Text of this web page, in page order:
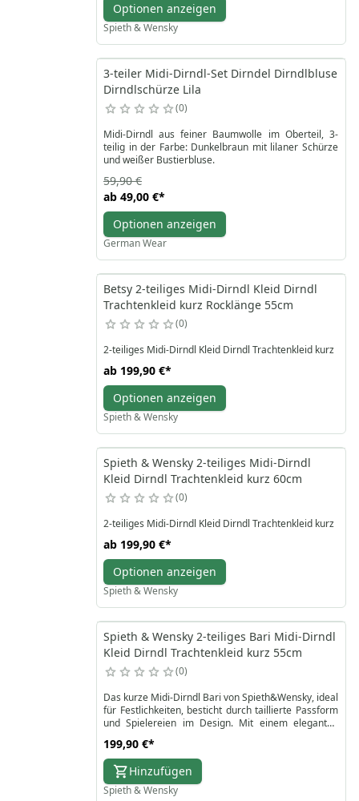
Optionen anzeigen
Spieth & Wensky
3-teiler Midi-Dirndl-Set Dirndel Dirndlbluse
Dirndlschürze Lila
0
Midi-Dirndl aus feiner Baumwolle im Oberteil, 3-
teilig in der Farbe: Dunkelbraun mit lilaner Schürze
und weißer Bustierbluse.
ab 49,00 €*
59,90 €
Optionen anzeigen
German Wear
Betsy 2-teiliges Midi-Dirndl Kleid Dirndl
Trachtenkleid kurz Rocklänge 55cm
0
2-teiliges Midi-Dirndl Kleid Dirndl Trachtenkleid kurz
ab 199,90 €*
Optionen anzeigen
Spieth & Wensky
Spieth & Wensky 2-teiliges Midi-Dirndl
Kleid Dirndl Trachtenkleid kurz 60cm
0
2-teiliges Midi-Dirndl Kleid Dirndl Trachtenkleid kurz
ab 199,90 €*
Optionen anzeigen
Spieth & Wensky
Spieth & Wensky 2-teiliges Bari Midi-Dirndl
Kleid Dirndl Trachtenkleid kurz 55cm
0
Das kurze Midi-Dirndl Bari von Spieth&Wensky, ideal
für Festlichkeiten, besticht durch taillierte Passform
und Spielereien im Design. Mit einem eleganten
Muster und glänzender Schürze, betont durch einen
Herzausschnitt, ist es perfekt für herbstliche Events.
Rocklänge: 55 cm.
199,90 €*
Hinzufügen
Spieth & Wensky